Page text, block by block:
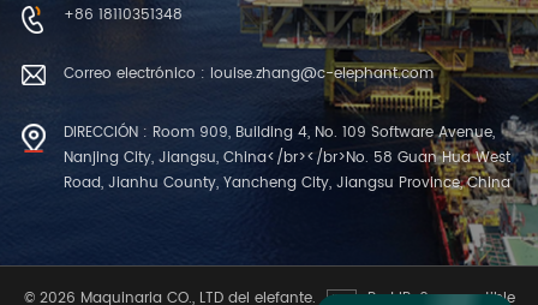
+86 18110351348
Correo electrónico : louise.zhang@c-elephant.com
DIRECCIÓN : Room 909, Building 4, No. 109 Software Avenue,
Nanjing City, Jiangsu, China</br></br>No. 58 Guan Hua West
Road, Jianhu County, Yancheng City, Jiangsu Province, China
© 2026 Maquinaria CO., LTD del elefante. Red IPv6 compatible